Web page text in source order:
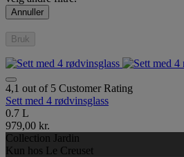
Annuller
Bruk
4,1 out of 5 Customer Rating
Sett med 4 rødvinsglass
0.7 L
979,00 kr.
Collection Jardin
Kun hos Le Creuset